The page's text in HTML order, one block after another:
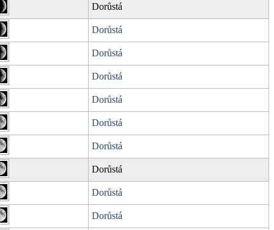
Dorůstá
Dorůstá
Dorůstá
Dorůstá
Dorůstá
Dorůstá
Dorůstá
Dorůstá
Dorůstá
Dorůstá